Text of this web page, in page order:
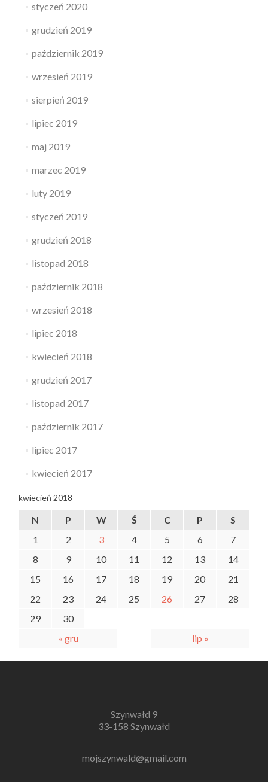
styczeń 2020
grudzień 2019
październik 2019
wrzesień 2019
sierpień 2019
lipiec 2019
maj 2019
marzec 2019
luty 2019
styczeń 2019
grudzień 2018
listopad 2018
październik 2018
wrzesień 2018
lipiec 2018
kwiecień 2018
grudzień 2017
listopad 2017
październik 2017
lipiec 2017
kwiecień 2017
kwiecień 2018
N P W Ś C P S
« gru lip »
1 2 3 4 5 6
7
8
9 10 11 12 13
14
15
16 17 18 19 20
21
22
23 24 25 26 27
28
29
30
Szynwałd 9
33-158 Szynwałd
mojszynwald@gmail.com